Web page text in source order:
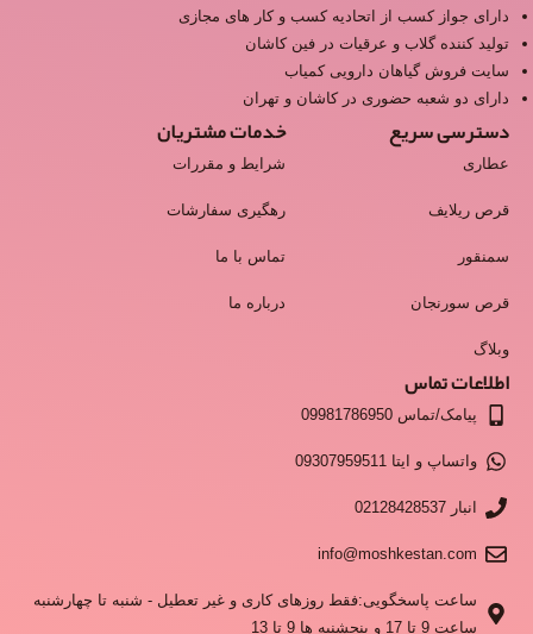
دارای جواز کسب از اتحادیه کسب و کار های مجازی
تولید کننده گلاب و عرقیات در فین کاشان
سایت فروش گیاهان دارویی کمیاب
دارای دو شعبه حضوری در کاشان و تهران
دسترسی سریع
عطاری
قرص ریلایف
سمنقور
قرص سورنجان
وبلاگ
خدمات مشتریان
شرایط و مقررات
رهگیری سفارشات
تماس با ما
درباره ما
اطلاعات تماس
پیامک/تماس 09981786950
واتساپ و ایتا 09307959511
انبار 02128428537
info@moshkestan.com
ساعت پاسخگویی:فقط روزهای کاری و غیر تعطیل - شنبه تا چهارشنبه
ساعت 9 تا 17 و پنجشنبه ها 9 تا 13